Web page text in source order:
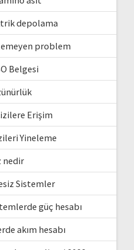
depolama
problem
Belgesi
Erişim
Yineleme
nedir
Sistemler
güç hesabı
akım hesabı